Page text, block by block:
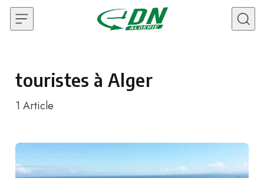
Skip to content
touristes à Alger
1 Article